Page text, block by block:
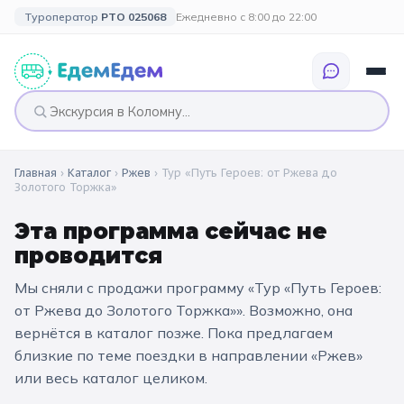
Туроператор РТО 025068 Ежедневно с 8:00 до 22:00
🎉 ПО ПРАЗДНИКАМ
🔔 1 сентября
🗳️ 18 сентября
🎄 Новогодние
🍂 Осенние
🌸 Весенние
☀️ Летние
🗓️ ПО ДЛИТЕЛЬНОСТИ
Однодневные
2 дня / 1 ночь
3 дня и больше
🎉 СОБЫТИЙНЫЕ
🍂 Осенние
🎄 Новогодние
туры
🌷 Весенние
каникулы
Главная › Каталог › Ржев › Тур «Путь Героев: от Ржева до
Золотого Торжка»
Эта программа сейчас не
проводится
Мы сняли с продажи программу «Тур «Путь Героев:
от Ржева до Золотого Торжка»». Возможно, она
вернётся в каталог позже. Пока предлагаем
близкие по теме поездки в направлении «Ржев»
или весь каталог целиком.